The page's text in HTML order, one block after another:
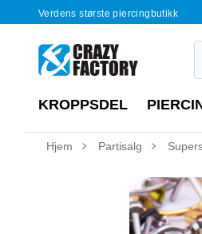
Verdens største piercingbutikk
KROPPSDEL
Hjem Partisalg